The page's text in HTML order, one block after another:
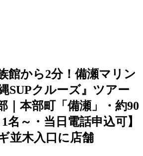
館から2分！備瀬マリン
SUPクルーズ』ツアー
｜本部町「備瀬」・約90
名～・当日電話申込可】
並木入口に店舗